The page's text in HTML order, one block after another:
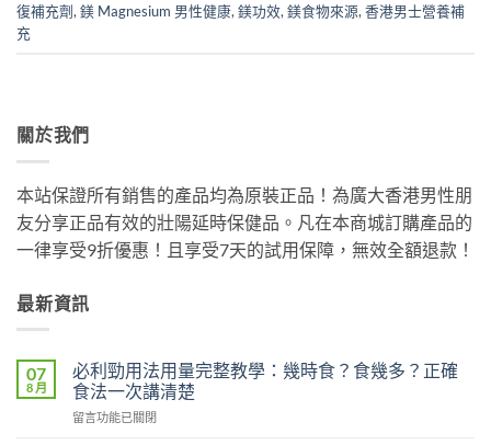
復補充劑,鎂 Magnesium 男性健康,鎂功效,鎂食物來源,香港男士營養補
充
關於我們
本站保證所有銷售的產品均為原裝正品！為廣大香港男性朋
友分享正品有效的壯陽延時保健品。凡在本商城訂購產品的
一律享受9折優惠！且享受7天的試用保障，無效全額退款！
最新資訊
07
8 月
必利勁用法用量完整教學：幾時食？食幾多？正確
食法一次講清楚
在
留言功能已關閉